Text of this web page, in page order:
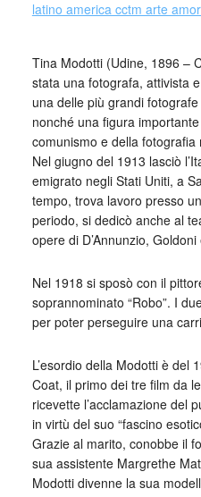
Tina Modotti (Udine, 1896 –
stata una fotografa, attivista
una delle più grandi fotografe
nonché una figura
comunismo e della fotografia
Nel giugno del 1913 lasciò
emigrato negli Stati Uniti, a
tempo, trova lavoro presso
periodo, si dedicò anche al
opere di D’Annunzio,
Nel 1918 si sposò con il
soprannominato “Robo”. I
per poter perseguire una
L’esordio della Modotti è del
Coat, il primo dei tre film da
ricevette l’acclamazione del
in virtù del suo “fascino
Grazie al marito, conobbe il
sua assistente Margrethe
Modotti divenne la sua